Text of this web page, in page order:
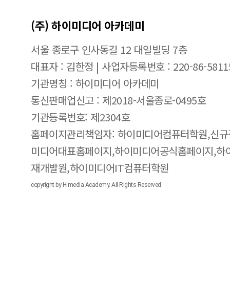
(주) 하이미디어 아카데미
서울 종로구 인사동길 12 대일빌딩 7층
대표자 : 김한정 | 사업자등록번호 : 220-86-
기관명칭 : 하이미디어 아카데미
통신판매업신고 : 제2018-서울종로-0495호
기관등록번호: 제2304호
홈페이지관리책임자: 하이미디어컴퓨터학원,신
미디어대표홈페이지,하이미디어공식홈페이지,
재개발원,하이미디어IT컴퓨터학원
copyright by Himedia Academy. All Rights Reserved.